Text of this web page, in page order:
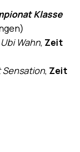
Klasse
Wahn, Zeit
Sensation, Zeit